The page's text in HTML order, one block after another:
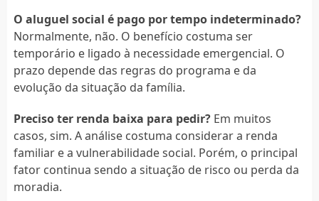
O aluguel social é pago por tempo indeterminado?
Normalmente, não. O benefício costuma ser
temporário e ligado à necessidade emergencial. O
prazo depende das regras do programa e da
evolução da situação da família.
Preciso ter renda baixa para pedir?Em muitos
casos, sim. A análise costuma considerar a renda
familiar e a vulnerabilidade social. Porém, o principal
fator continua sendo a situação de risco ou perda da
moradia.